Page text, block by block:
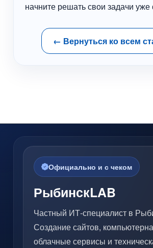
начните решать свои задачи уже
← Вернуться ко всем
Официально и с чеком
РыбинскLAB
Частный ИТ-специалист в
Создание сайтов,
облачные сервисы и